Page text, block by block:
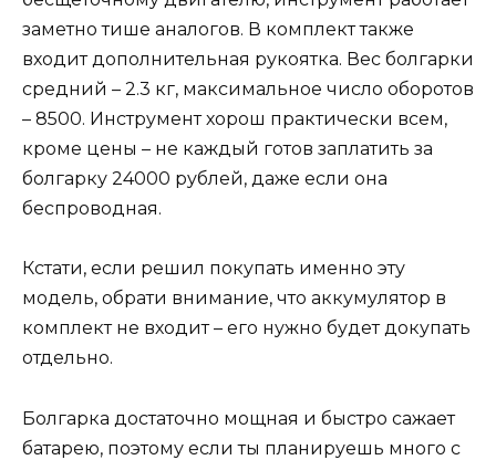
заметно тише аналогов. В комплект также
входит дополнительная рукоятка. Вес болгарки
средний – 2.3 кг, максимальное число оборотов
– 8500. Инструмент хорош практически всем,
кроме цены – не каждый готов заплатить за
болгарку 24000 рублей, даже если она
беспроводная.
Кстати, если решил покупать именно эту
модель, обрати внимание, что аккумулятор в
комплект не входит – его нужно будет докупать
отдельно.
Болгарка достаточно мощная и быстро сажает
батарею, поэтому если ты планируешь много с